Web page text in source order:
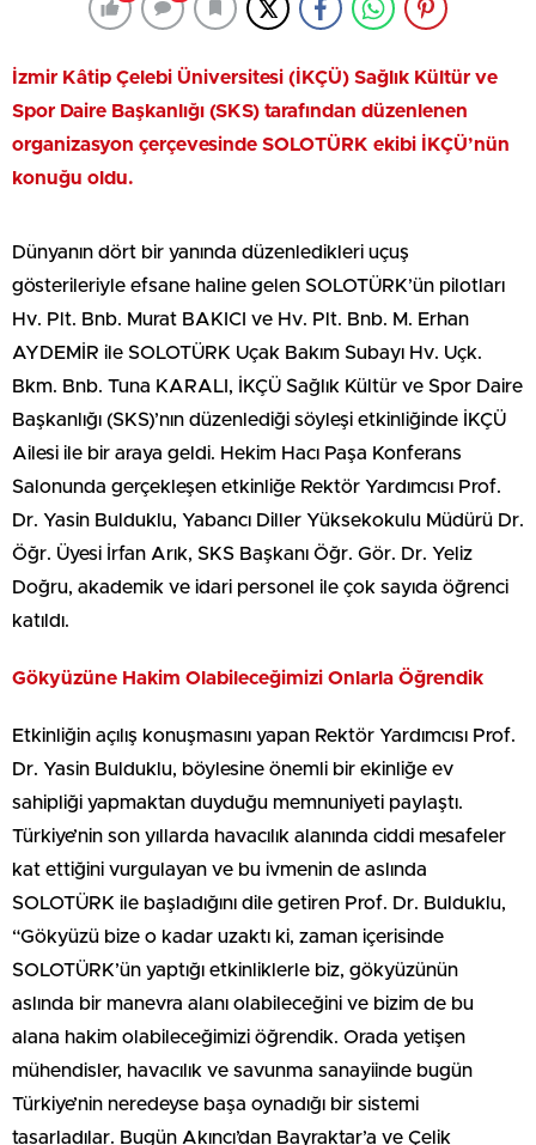
İzmir Kâtip Çelebi Üniversitesi (İKÇÜ) Sağlık Kültür ve
Spor Daire Başkanlığı (SKS) tarafından düzenlenen
organizasyon çerçevesinde SOLOTÜRK ekibi İKÇÜ’nün
konuğu oldu.
Dünyanın dört bir yanında düzenledikleri uçuş
gösterileriyle efsane haline gelen SOLOTÜRK’ün pilotları
Hv. Plt. Bnb. Murat BAKICI ve Hv. Plt. Bnb. M. Erhan
AYDEMİR ile SOLOTÜRK Uçak Bakım Subayı Hv. Uçk.
Bkm. Bnb. Tuna KARALI, İKÇÜ Sağlık Kültür ve Spor Daire
Başkanlığı (SKS)’nın düzenlediği söyleşi etkinliğinde İKÇÜ
Ailesi ile bir araya geldi. Hekim Hacı Paşa Konferans
Salonunda gerçekleşen etkinliğe Rektör Yardımcısı Prof.
Dr. Yasin Bulduklu, Yabancı Diller Yüksekokulu Müdürü Dr.
Öğr. Üyesi İrfan Arık, SKS Başkanı Öğr. Gör. Dr. Yeliz
Doğru, akademik ve idari personel ile çok sayıda öğrenci
katıldı.
Gökyüzüne Hakim Olabileceğimizi Onlarla Öğrendik
Etkinliğin açılış konuşmasını yapan Rektör Yardımcısı Prof.
Dr. Yasin Bulduklu, böylesine önemli bir ekinliğe ev
sahipliği yapmaktan duyduğu memnuniyeti paylaştı.
Türkiye’nin son yıllarda havacılık alanında ciddi mesafeler
kat ettiğini vurgulayan ve bu ivmenin de aslında
SOLOTÜRK ile başladığını dile getiren Prof. Dr. Bulduklu,
“Gökyüzü bize o kadar uzaktı ki, zaman içerisinde
SOLOTÜRK’ün yaptığı etkinliklerle biz, gökyüzünün
aslında bir manevra alanı olabileceğini ve bizim de bu
alana hakim olabileceğimizi öğrendik. Orada yetişen
mühendisler, havacılık ve savunma sanayiinde bugün
Türkiye’nin neredeyse başa oynadığı bir sistemi
tasarladılar. Bugün Akıncı’dan Bayraktar’a ve Çelik